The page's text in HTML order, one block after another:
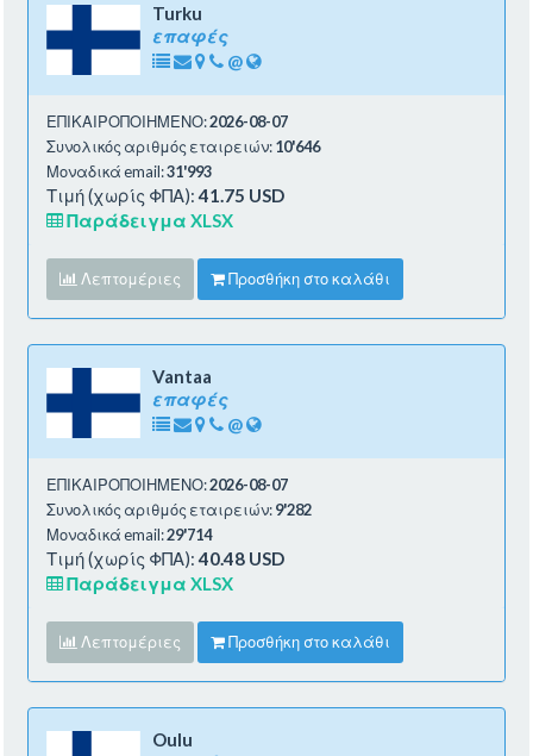
Turku
επαφές
@
ΕΠΙΚΑΙΡΟΠΟΙΗΜΕΝΟ:2026-08-07
Συνολικός αριθμός εταιρειών:10'646
Μοναδικά email:31'993
Τιμή (χωρίς ΦΠΑ):41.75 USD
Παράδειγμα XLSX
Λεπτομέριες Προσθήκη στο καλάθι
Vantaa
επαφές
@
ΕΠΙΚΑΙΡΟΠΟΙΗΜΕΝΟ:2026-08-07
Συνολικός αριθμός εταιρειών:9'282
Μοναδικά email:29'714
Τιμή (χωρίς ΦΠΑ):40.48 USD
Παράδειγμα XLSX
Λεπτομέριες Προσθήκη στο καλάθι
Oulu